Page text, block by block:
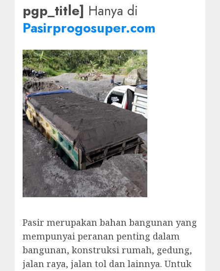
pgp_title] Hanya di
Pasirprogosuper.com
Pasir merupakan bahan bangunan yang
mempunyai peranan penting dalam
bangunan, konstruksi rumah, gedung,
jalan raya, jalan tol dan lainnya. Untuk